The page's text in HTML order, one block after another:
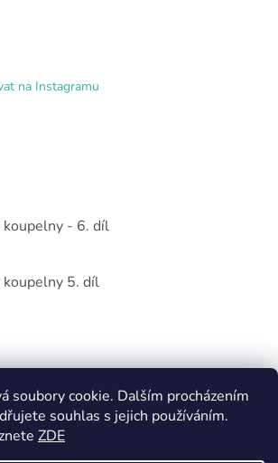
soubory cookie. Dalším procházením
souhlas s jejich používáním.
ZDE
na Instagramu
koupelny - 6. díl
koupelny 5. díl
0KS /0 KČ